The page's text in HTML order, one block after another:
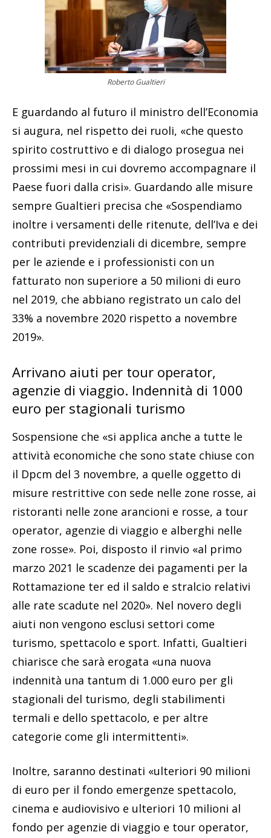
Roberto Gualtieri
E guardando al futuro il ministro dell’Economia
si augura, nel rispetto dei ruoli, «che questo
spirito costruttivo e di dialogo prosegua nei
prossimi mesi in cui dovremo accompagnare il
Paese fuori dalla crisi». Guardando alle misure
sempre Gualtieri precisa che «Sospendiamo
inoltre i versamenti delle ritenute, dell’Iva e dei
contributi previdenziali di dicembre, sempre
per le aziende e i professionisti con un
fatturato non superiore a 50 milioni di euro
nel 2019, che abbiano registrato un calo del
33% a novembre 2020 rispetto a novembre
2019».
Arrivano aiuti per tour operator,
agenzie di viaggio. Indennità di 1000
euro per stagionali turismo
Sospensione che «si applica anche a tutte le
attività economiche che sono state chiuse con
il Dpcm del 3 novembre, a quelle oggetto di
misure restrittive con sede nelle zone rosse, ai
ristoranti nelle zone arancioni e rosse, a tour
operator, agenzie di viaggio e alberghi nelle
zone rosse». Poi, disposto il rinvio «al primo
marzo 2021 le scadenze dei pagamenti per la
Rottamazione ter ed il saldo e stralcio relativi
alle rate scadute nel 2020». Nel novero degli
aiuti non vengono esclusi settori come
turismo, spettacolo e sport. Infatti, Gualtieri
chiarisce che sarà erogata «una nuova
indennità una tantum di 1.000 euro per gli
stagionali del turismo, degli stabilimenti
termali e dello spettacolo, e per altre
categorie come gli intermittenti».
Inoltre, saranno destinati «ulteriori 90 milioni
di euro per il fondo emergenze spettacolo,
cinema e audiovisivo e ulteriori 10 milioni al
fondo per agenzie di viaggio e tour operator,